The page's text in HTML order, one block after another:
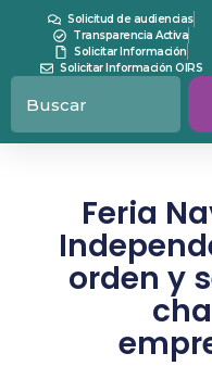
Solicitud de audiencias
Transparencia Activa
Solicitar Información
Solicitar Información OIRS
Feria
orden y